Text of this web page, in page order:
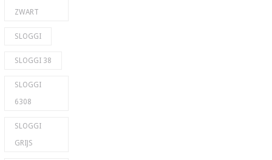
ZWART
SLOGGI
SLOGGI 38
SLOGGI
6308
SLOGGI
GRIJS